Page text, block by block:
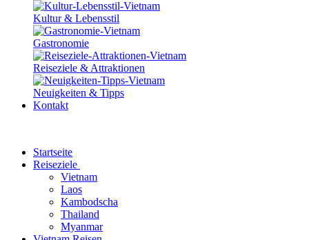
Kultur & Lebensstil
Gastronomie
Reiseziele & Attraktionen
Neuigkeiten & Tipps
Kontakt
Startseite
Reiseziele
Vietnam
Laos
Kambodscha
Thailand
Myanmar